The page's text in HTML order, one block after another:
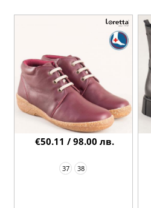
37 38
€50.11 / 98.00 лв.